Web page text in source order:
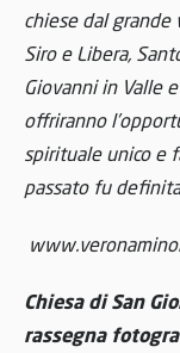
chiese dal grande
Siro e Libera,
Giovanni in Valle
offriranno
spirituale unico e
passato fu definita
Chiesa di San
rassegna